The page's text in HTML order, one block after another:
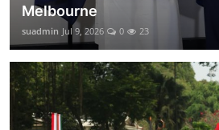
Melbourne
suadmin Jul 9, 2026 0 23